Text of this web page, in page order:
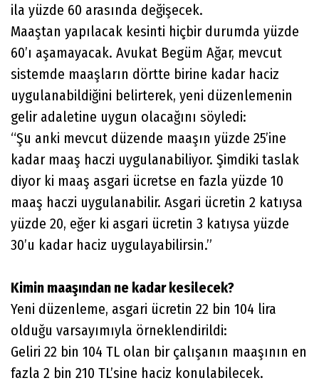
ila yüzde 60 arasında değişecek.
Maaştan yapılacak kesinti hiçbir durumda yüzde
60’ı aşamayacak. Avukat Begüm Ağar, mevcut
sistemde maaşların dörtte birine kadar haciz
uygulanabildiğini belirterek, yeni düzenlemenin
gelir adaletine uygun olacağını söyledi:
“Şu anki mevcut düzende maaşın yüzde 25’ine
kadar maaş haczi uygulanabiliyor. Şimdiki taslak
diyor ki maaş asgari ücretse en fazla yüzde 10
maaş haczi uygulanabilir. Asgari ücretin 2 katıysa
yüzde 20, eğer ki asgari ücretin 3 katıysa yüzde
30’u kadar haciz uygulayabilirsin.”
Kimin maaşından ne kadar kesilecek?
Yeni düzenleme, asgari ücretin 22 bin 104 lira
olduğu varsayımıyla örneklendirildi:
Geliri 22 bin 104 TL olan bir çalışanın maaşının en
fazla 2 bin 210 TL’sine haciz konulabilecek.